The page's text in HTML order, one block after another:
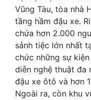
Vũng Tàu, tòa nhà
tầng hầm đậu xe.
chứa hơn 2.000
sảnh tiệc lớn nhất
chức những sự
diễn nghệ thuật đa
đậu xe ôtô và hơn
Ngoài ra, còn khu